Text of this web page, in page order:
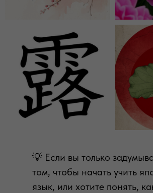
💡 Если вы только
том, чтобы начать учить
язык, или хотите понять,